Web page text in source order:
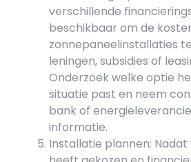
verschillende
beschikbaar om de
zonnepaneelinstallaties
leningen, subsidies of
Onderzoek welke optie
situatie past en neem
bank of
informatie.
Installatie plannen: